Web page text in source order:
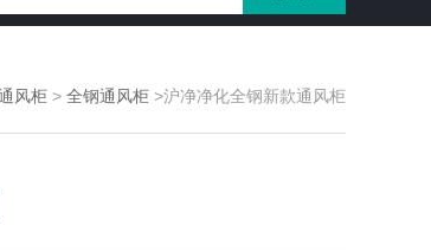
风柜 > 全钢通风柜 >沪净净化全钢新款通风柜